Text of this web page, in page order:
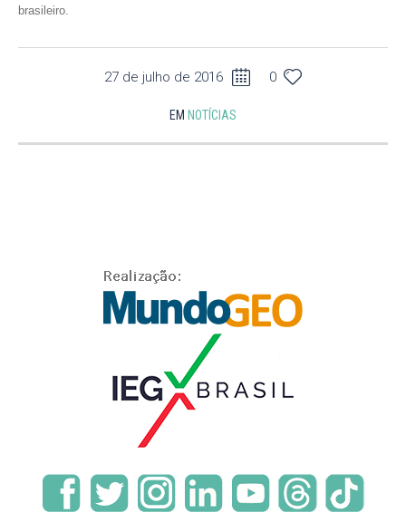
brasileiro.
27 de julho de 2016 0
EM NOTÍCIAS